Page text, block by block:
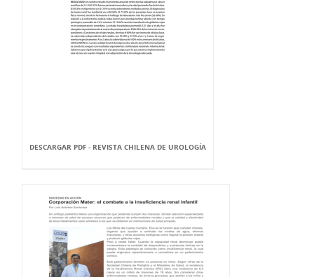
DESCARGAR PDF - REVISTA CHILENA DE UROLOGÍA